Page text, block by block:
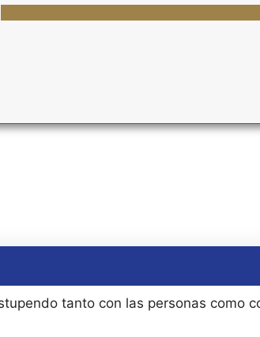
tanto con las personas como